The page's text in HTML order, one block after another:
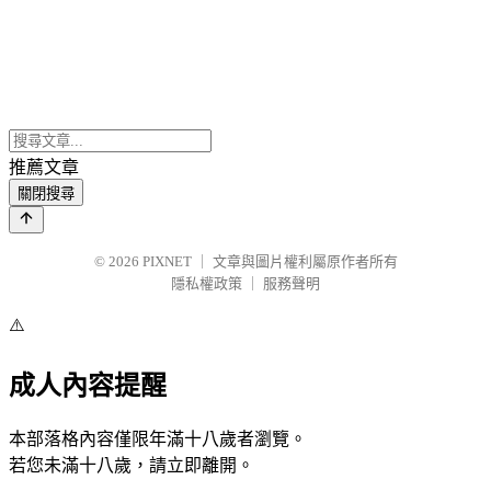
推薦文章
關閉搜尋
© 2026 PIXNET
文章與圖片權利屬原作者所有
隱私權政策
服務聲明
⚠️
成人內容提醒
本部落格內容僅限年滿十八歲者瀏覽。
若您未滿十八歲，請立即離開。